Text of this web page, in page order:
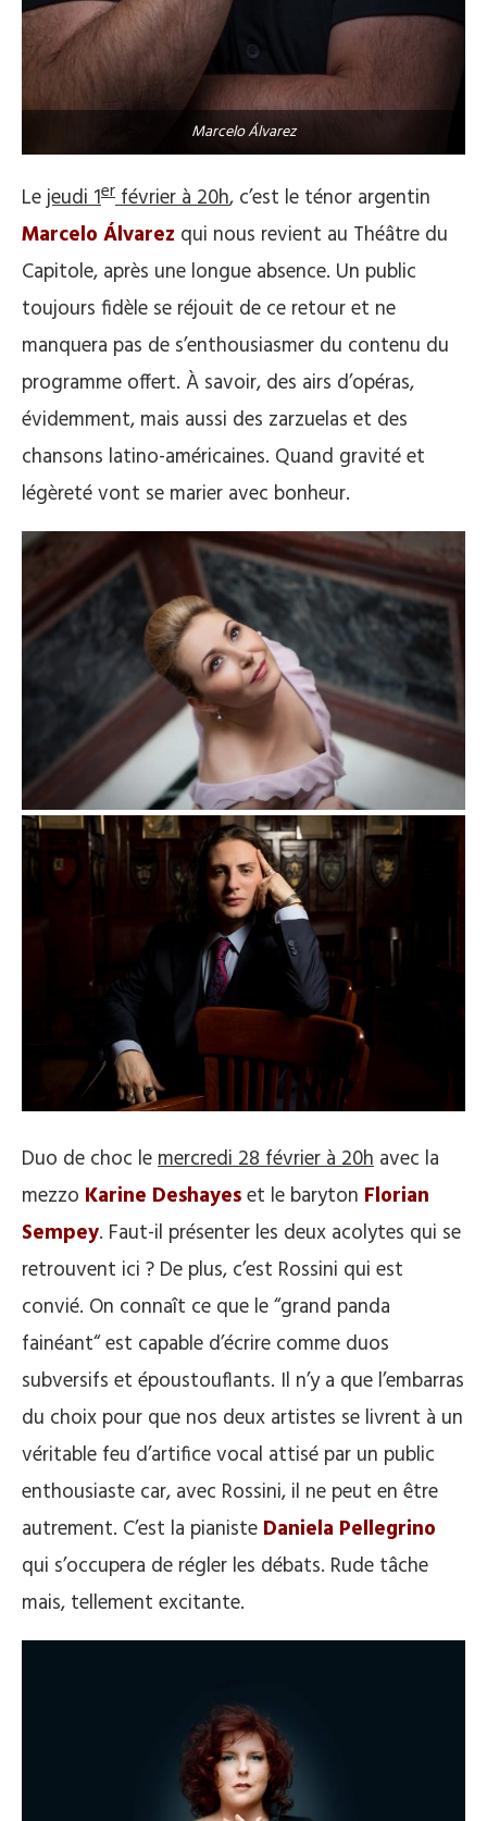
Marcelo Álvarez
Lejeudi 1erfévrier à 20h, c’est le ténor argentin
Marcelo Álvarez qui nous revient au Théâtre du
Capitole, après une longue absence. Un public
toujours fidèle se réjouit de ce retour et ne
manquera pas de s’enthousiasmer du contenu du
programme offert. À savoir, des airs d’opéras,
évidemment, mais aussi des zarzuelas et des
chansons latino-américaines. Quand gravité et
légèreté vont se marier avec bonheur.
Duo de choc lemercredi 28 février à 20h avec la
mezzo Karine Deshayeset le baryton Florian
Sempey. Faut-il présenter les deux acolytes qui se
retrouvent ici ? De plus, c’est Rossini qui est
convié. On connaît ce que le “grand panda
fainéant“ est capable d’écrire comme duos
subversifs et époustouflants. Il n’y a que l’embarras
du choix pour que nos deux artistes se livrent à un
véritable feu d’artifice vocal attisé par un public
enthousiaste car, avec Rossini, il ne peut en être
autrement. C’est la pianiste Daniela Pellegrino
qui s’occupera de régler les débats. Rude tâche
mais, tellement excitante.